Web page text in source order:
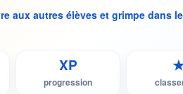
aux autres élèves et grimpe dans le
XP
progression